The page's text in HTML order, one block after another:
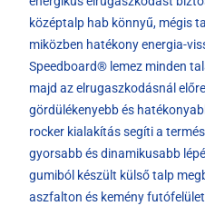
középtalp hab könnyű, mégis
miközben hatékony energia-
Speedboard® lemez minden
majd az elrugaszkodásnál
gördülékenyebb és
rocker kialakítás segíti a
gyorsabb és dinamikusabb
gumiból készült külső talp
aszfalton és kemény